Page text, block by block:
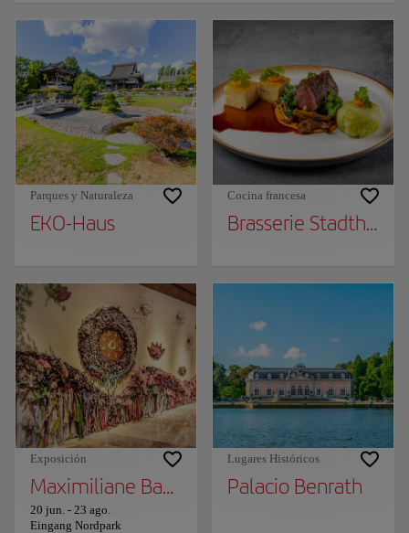
Parques y Naturaleza
EKO-Haus
Cocina francesa
Brasserie Stadthaus
Exposición
Maximiliane Baumgartner: Proxy - El
20 jun. - 23 ago.
Eingang Nordpark
Lugares Históricos
Palacio Benrath